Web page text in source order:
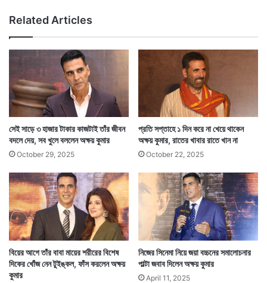
(ছবি – সৌজন্যে – ইন্সটাগ্রাম)
Tags
লি
শ
ক
শু
ক্র
বা
কে
শু
শ্যু
টিং
Related Articles
সেই সাড়ে ৩ হাজার টাকার কাজটাই তাঁর জীবন
বদলে দেয়, সব খুলে বললেন অক্ষয় কুমার
October 29, 2025
প্রতি সপ্তাহে ১ দিন করে না খেয়ে থাকেন
অক্ষয় কুমার, রাতের খাবার রাতে খান না
October 22, 2025
বিয়ের আগে তাঁর বাবা মায়ের শরীরের বিশেষ
দিকের খোঁজ নেন টুইঙ্কল, ফাঁস করলেন অক্ষয়
কুমার
নিজের সিনেমা নিয়ে জয়া বচ্চনের সমালোচনার
পাল্টা জবাব দিলেন অক্ষয় কুমার
April 11, 2025